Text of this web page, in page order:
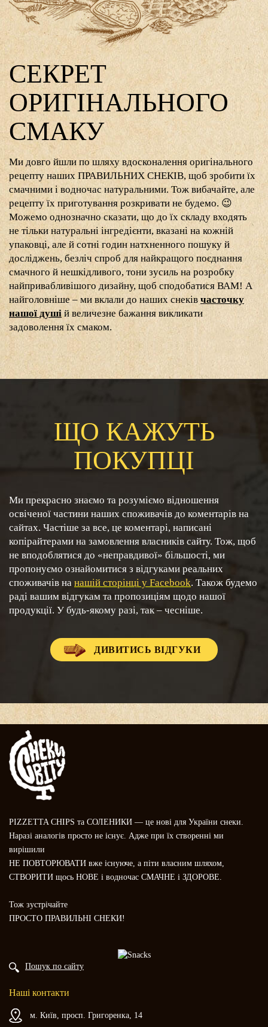
СЕКРЕТ
ОРИГІНАЛЬНОГО
СМАКУ
Ми довго йшли по шляху вдосконалення оригінального
рецепту наших ПРАВИЛЬНИХ СНЕКІВ, щоб зробити їх
смачними і водночас натуральними. Тож вибачайте, але
рецепту їх приготування розкривати не будемо. 😉
Можемо однозначно сказати, що до їх складу входять
не тільки натуральні інгредієнти, вказані на кожній
упаковці, але й сотні годин натхненного пошуку й
досліджень, безліч спроб для найкращого поєднання
смачного й нешкідливого, тони зусиль на розробку
найпривабливішого дизайну, щоб сподобатися ВАМ! А
найголовніше – ми вклали до наших снеків часточку
нашої душій величезне бажання викликати
задоволення їх смаком.
ЩО КАЖУТЬ
ПОКУПЦІ
Ми прекрасно знаємо та розуміємо відношення
освіченої частини наших споживачів до коментарів на
сайтах. Частіше за все, це коментарі, написані
копірайтерами на замовлення власників сайту. Тож, щоб
не вподоблятися до «неправдивої» більшості, ми
пропонуємо ознайомитися з відгуками реальних
споживачів на нашій сторінці у Facebook. Також будемо
раді вашим відгукам та пропозиціям щодо нашої
продукції. У будь-якому разі, так – чесніше.
ДИВИТИСЬ ВІДГУКИ
PIZZETTA CHIPS та СОЛЕНИКИ — це нові для України снеки.
Наразі аналогів просто не існує. Адже при їх створенні ми
вирішили
НЕ ПОВТОРЮВАТИ вже існуюче, а піти власним шляхом,
СТВОРИТИ щось НОВЕ і водночас СМАЧНЕ і ЗДОРОВЕ.
Тож зустрічайте
ПРОСТО ПРАВИЛЬНІ СНЕКИ!
Пошук по сайту
Наші контакти
м. Київ, просп. Григоренка, 14